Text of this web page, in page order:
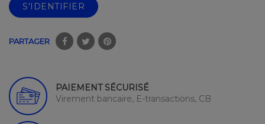
S'IDENTIFIER
PARTAGER
PAIEMENT SÉCURISÉ
Virement bancaire, E-transactions, CB